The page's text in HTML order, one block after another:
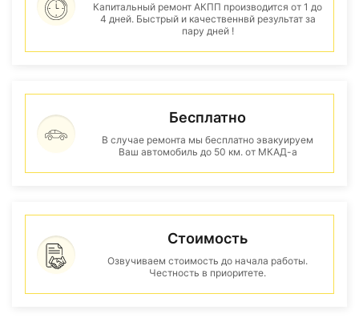
Капитальный ремонт АКПП производится от 1 до
4 дней. Быстрый и качественнвй результат за
пару дней !
Бесплатно
В случае ремонта мы бесплатно эвакуируем
Ваш автомобиль до 50 км. от МКАД-а
Стоимость
Озвучиваем стоимость до начала работы.
Честность в приоритете.